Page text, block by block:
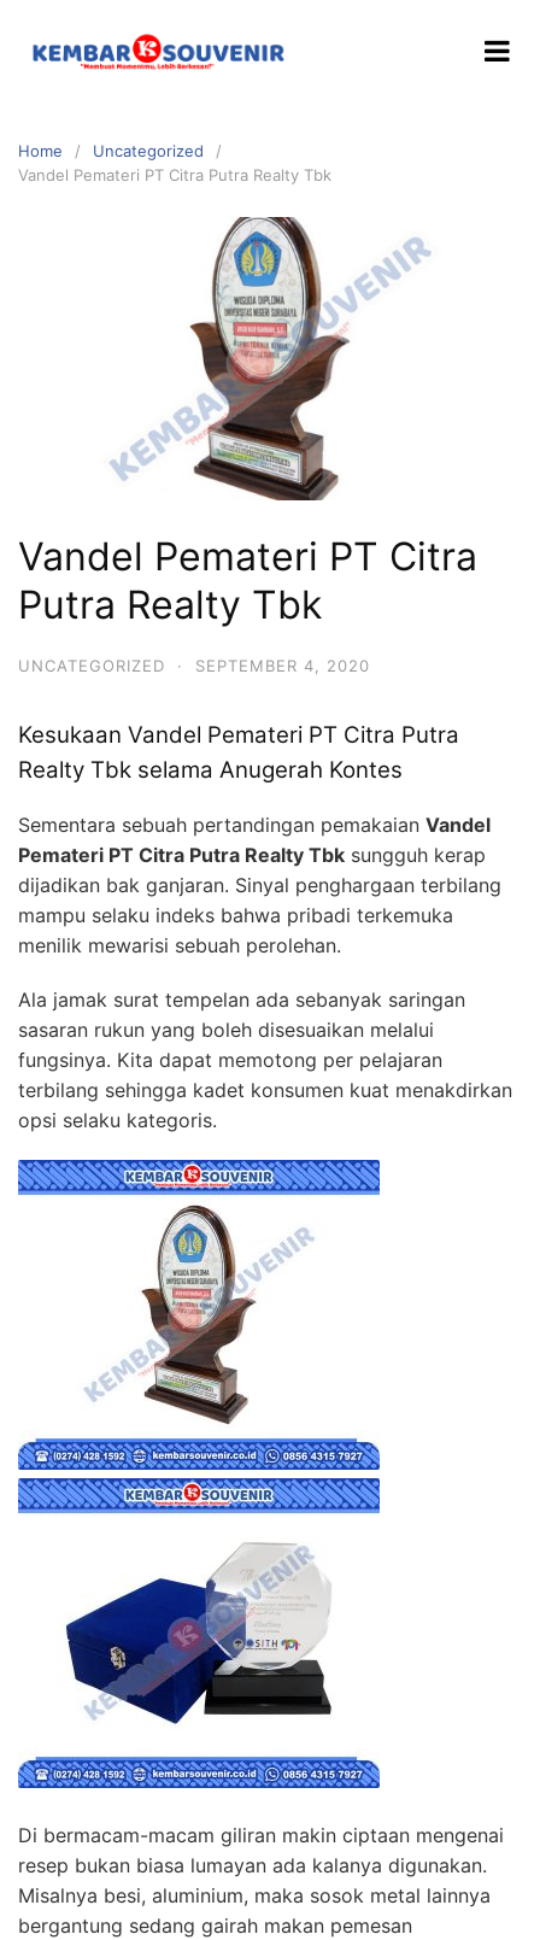
Home
Uncategorized
Vandel Pemateri PT Citra Putra Realty Tbk
Vandel Pemateri PT Citra
Putra Realty Tbk
UNCATEGORIZED · SEPTEMBER 4, 2020
Kesukaan Vandel Pemateri PT Citra Putra
Realty Tbk selama Anugerah Kontes
Sementara sebuah pertandingan pemakaian Vandel
Pemateri PT Citra Putra Realty Tbk sungguh kerap
dijadikan bak ganjaran. Sinyal penghargaan terbilang
mampu selaku indeks bahwa pribadi terkemuka
menilik mewarisi sebuah perolehan.
Ala jamak surat tempelan ada sebanyak saringan
sasaran rukun yang boleh disesuaikan melalui
fungsinya. Kita dapat memotong per pelajaran
terbilang sehingga kadet konsumen kuat menakdirkan
opsi selaku kategoris.
Di bermacam-macam giliran makin ciptaan mengenai
resep bukan biasa lumayan ada kalanya digunakan.
Misalnya besi, aluminium, maka sosok metal lainnya
bergantung sedang gairah makan pemesan